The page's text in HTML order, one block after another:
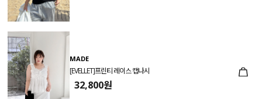
MADE
[EVELLET]프린티 레이스 캡나시
32,800원